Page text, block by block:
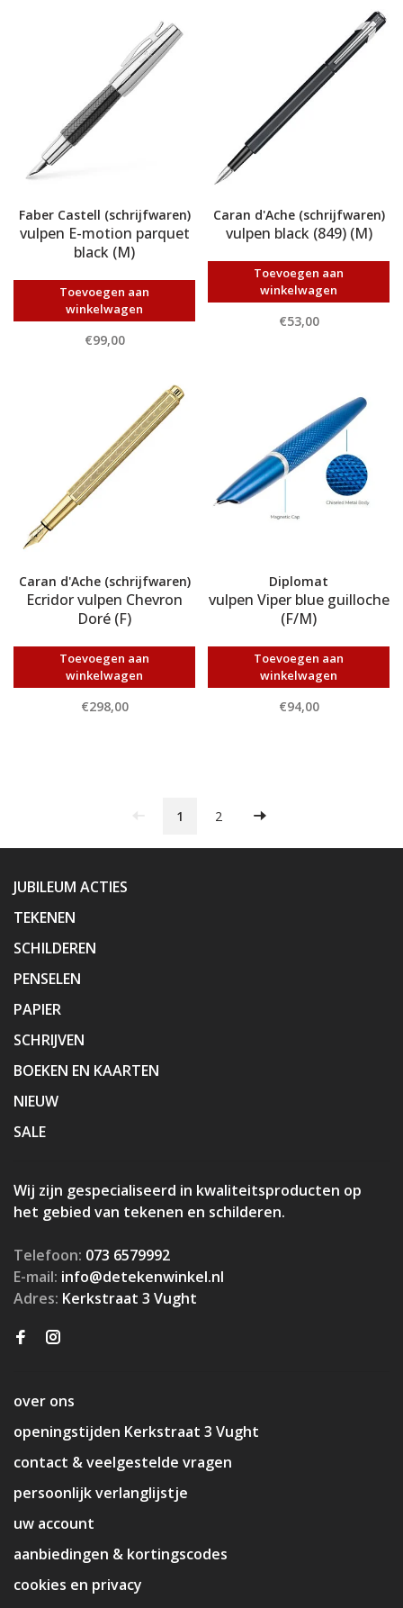
Faber Castell (schrijfwaren)
vulpen E-motion parquet
black (M)
Toevoegen aan
winkelwagen
€99,00
Caran d'Ache (schrijfwaren)
vulpen black (849) (M)
Toevoegen aan
winkelwagen
€53,00
Caran d'Ache (schrijfwaren)
Ecridor vulpen Chevron
Doré (F)
Toevoegen aan
winkelwagen
€298,00
Diplomat
vulpen Viper blue guilloche
(F/M)
Toevoegen aan
winkelwagen
€94,00
1 2
JUBILEUM ACTIES
TEKENEN
SCHILDEREN
PENSELEN
PAPIER
SCHRIJVEN
BOEKEN EN KAARTEN
NIEUW
SALE
Wij zijn gespecialiseerd in kwaliteitsproducten op
het gebied van tekenen en schilderen.
Telefoon: 073 6579992
E-mail: info@detekenwinkel.nl
Adres: Kerkstraat 3 Vught
over ons
openingstijden Kerkstraat 3 Vught
contact & veelgestelde vragen
persoonlijk verlanglijstje
uw account
aanbiedingen & kortingscodes
cookies en privacy